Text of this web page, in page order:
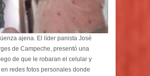
ajena. El líder panista José
de Campeche, presentó una
de que le robaran el celular y
redes fotos personales donde